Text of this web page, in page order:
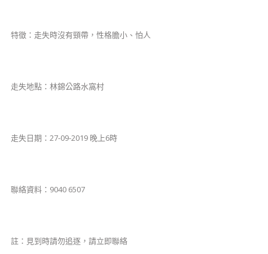
特徵：走失時沒有頸帶，性格膽小、怕人
​​​​​​​​走失地點：林錦公路水窩村
​​​​走失日期：27-09-2019 晚上6時
聯絡資料：9040 6507
註：見到時請勿追逐，請立即聯絡